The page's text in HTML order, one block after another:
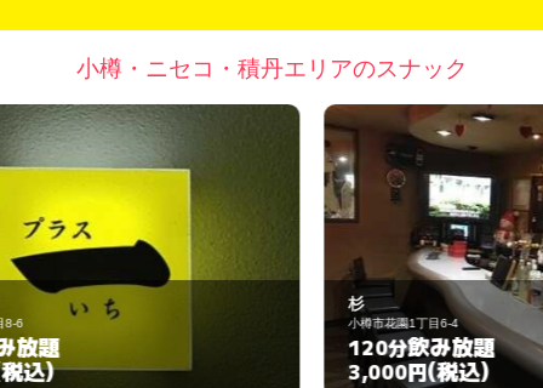
小樽・ニセコ・積丹エリアのスナック
杉
小樽市花園1丁目6-4
3,000円(税込)